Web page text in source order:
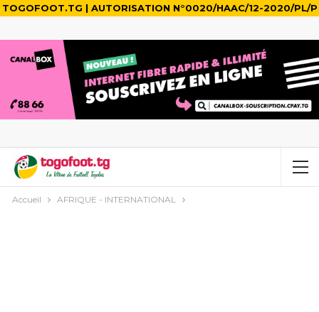
TOGOFOOT.TG | AUTORISATION N°0020/HAAC/12-2020/PL/P
Accueil AFRIQUE - INTERNATIONAL